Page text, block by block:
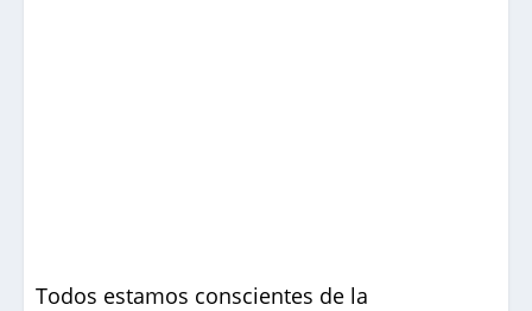
Todos estamos conscientes de la